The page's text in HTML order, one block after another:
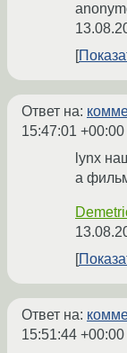
Ответ на:
15:47:01 +00:00
lynx
а
Ответ на:
15:51:44 +00:00